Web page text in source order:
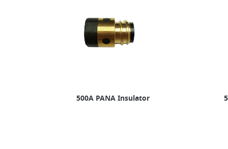
500A PANA Insulator